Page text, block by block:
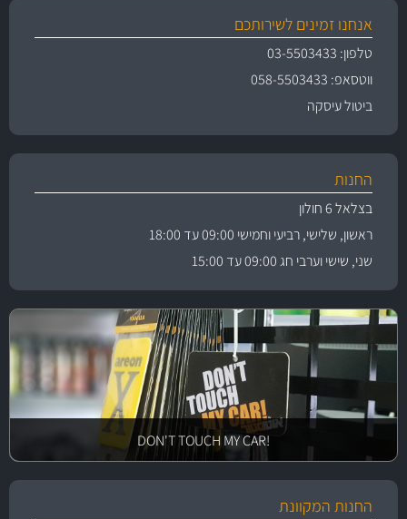
אנחנו זמינים לשירותכם
טלפון: 03-5503433
ווטסאפ: 058-5503433
ביטול עיסקה
החנות
בצלאל 6 חולון
ראשון, שלישי, רביעי וחמישי 09:00 עד 18:00
שני, שישי וערבי חג 09:00 עד 15:00
!DON'T TOUCH MY CAR
החנות המקוונת